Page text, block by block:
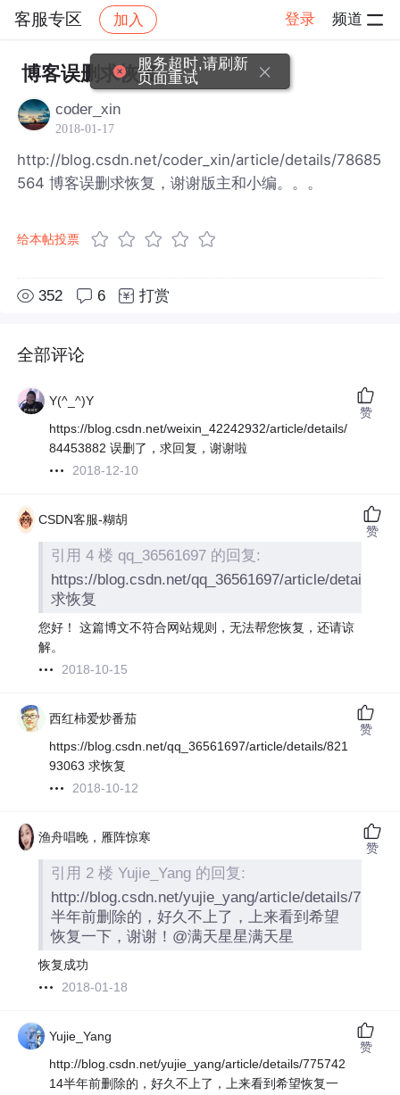
客服专区 加入 登录 频道
社区 客服专区 帖子详情
博客误删求恢复
coder_xin
2018-01-17
http://blog.csdn.net/coder_xin/article/details/78685
564 博客误删求恢复，谢谢版主和小编。。。
给本帖投票
352 6 打赏
全部评论
Y(^_^)Y
https://blog.csdn.net/weixin_42242932/article/details/
84453882 误删了，求回复，谢谢啦
2018-12-10
赞
CSDN客服-糊胡
引用 4 楼 qq_36561697 的回复:
https://blog.csdn.net/qq_36561697/article/details/
求恢复
您好！ 这篇博文不符合网站规则，无法帮您恢复，还请谅
解。
2018-10-15
赞
西红柿爱炒番茄
https://blog.csdn.net/qq_36561697/article/details/821
93063 求恢复
2018-10-12
赞
渔舟唱晚，雁阵惊寒
引用 2 楼 Yujie_Yang 的回复:
http://blog.csdn.net/yujie_yang/article/details/
半年前删除的，好久不上了，上来看到希望
恢复一下，谢谢！@满天星星满天星
恢复成功
2018-01-18
赞
Yujie_Yang
http://blog.csdn.net/yujie_yang/article/details/775742
14半年前删除的，好久不上了，上来看到希望恢复一
赞
服务超时,请刷新
页面重试